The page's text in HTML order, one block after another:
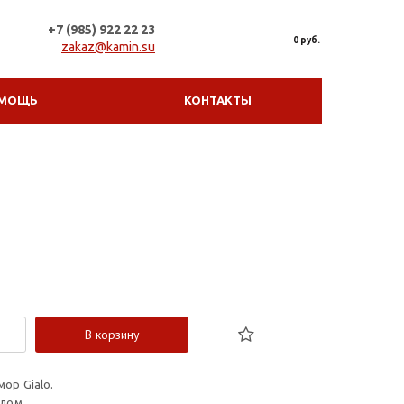
+7 (985) 922 22 23
zakaz@kamin.su
0 руб.
КОНТАКТЫ
В корзину
Gialo.